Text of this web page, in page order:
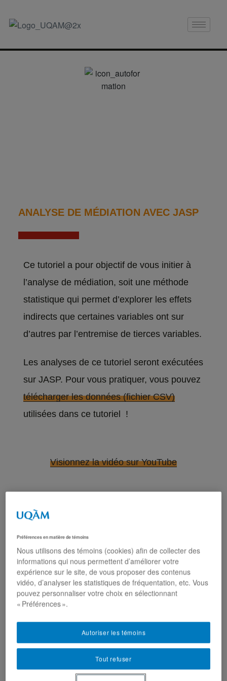
ANALYSE DE MÉDIATION AVEC JASP
Ce tutoriel a pour objectif de vous initier à
l’analyse de médiation, soit une méthode
statistique qui permet d’explorer les effets
indirects que certaines variables ont sur
d’autres par l’entremise de tierces variables.
Les analyses de ce tutoriel seront exécutées
sur JASP. Pour vous pratiquer, vous pouvez
télécharger les données (fichier CSV)
utilisées dans ce tutoriel !
Visionnez la vidéo sur YouTube
QU'EST-CE QU'UNE MÉDIATION ?
De façon très simple, une médiation
correspond à l’ajout d’une variable (M) dans la
relation entre une variable indépendante (X) et
une variable dépendante (Y).
leadership authentique d’un gestionnaire est
directement lié à l’engagement au travail de
Préférences en matière de témoins
Nous utilisons des témoins (cookies) afin de collecter des
informations qui nous permettent d’améliorer votre
expérience sur le site, de vous proposer des contenus
vidéo, d’analyser les statistiques de fréquentation, etc. Vous
pouvez personnaliser votre choix en sélectionnant
« Préférences ».
Tout refuser
Autoriser les témoins